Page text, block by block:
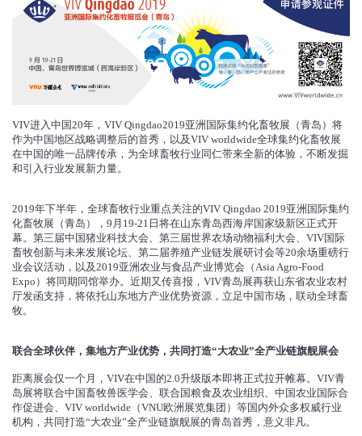
VIV进入中国20年，VIV Qingdao2019亚洲国际集约化畜牧展（青岛）将
作为中国地区战略调整后的首秀，以及VIV worldwide全球集约化畜牧展
在中国的唯一品牌传承，为全球畜牧行业同仁带来全新的体验，不断发掘
和引入行业发展新力量。
2019年下半年，全球畜牧行业重点关注的VIV Qingdao 2019亚洲国际集约
化畜牧展（青岛），9月19-21日将在山东青岛西海岸国家级新区正式开
幕。第三届中国猪业科技大会、第三届世界农场动物福利大会、VIV国际
畜牧创新与未来发展论坛、第二届养殖产业链发展研讨会等20余场重磅行
业会议活动，以及2019亚洲农业与食品产业博览会（Asia Agro-Food
Expo）将同期同馆举办。近期又传喜报，VIV青岛展再获山东省农业农村
厅发函支持，将依托山东地方产业优势资源，立足中国市场，联动全球畜
牧。
联合全球伙伴，集地方产业优势，共同打造“大农业”全产业链旗舰展会
距离展会仅一个月，VIV在中国的2.0升级版本即将正式拉开帷幕。VIV青
岛展将联合中国畜牧兽医学会、联合国粮食及农业组织、中国农业国际合
作促进会、VIV worldwide（VNU欧洲展览集团）等国内外众多权威行业
机构，共同打造“大农业”全产业链旗舰展的青岛首秀，意义非凡。